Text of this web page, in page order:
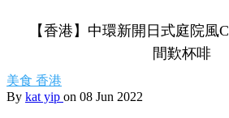
【香港】中環新開日式庭院風
間歎杯啡
美食 香港
By kat yip on 08 Jun 2022